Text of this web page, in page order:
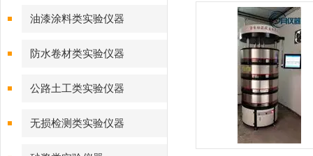
油漆涂料类实验仪器
防水卷材类实验仪器
公路土工类实验仪器
无损检测类实验仪器